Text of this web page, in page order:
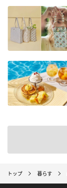
トップ 暮らす